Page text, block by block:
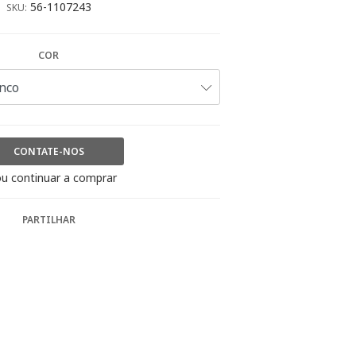
SKU: 56-1107243
COR
CONTATE-NOS
continuar a comprar
PARTILHAR